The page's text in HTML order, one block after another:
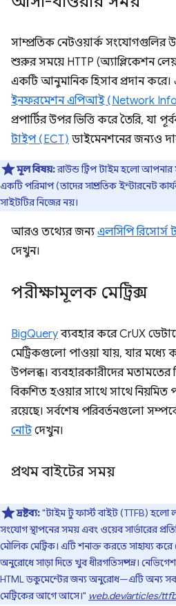
সাম্প্রতিক নেটওয়ার্ক সংযোগগুলির
শুরুর সময়ে HTTP (অ্যাপ্লিকেশন
একটি আনুমানিক হিসাব প্রদান করে।
ইনফরমেশন এপিআই (Network
প্রপার্টির উপর ভিত্তি করে তৈরি, যা
টাইপ (ECT) ডাইমেনশনের জন্যও
মূল বিষয়:রাউন্ড ট্রিপ টাইম হলো
একটি পরিমাপ (তাদের সাম্প্রতিক ইন্টারনেট
সাইটটির নিজের নয়।
আরও তথ্যের জন্য এলসিপি রিসোর্স
দেখুন।
পরীক্ষামূলক মেট্রিক্স
BigQueryব্যবহার করে CrUX
মেট্রিকগুলো পাওয়া যায়, যার মধ্যে
উপলব্ধ। ব্যবহারকারীদের মতামতের
বিকশিত হওয়ার সাথে সাথে নিয়মিত
রয়েছে। সর্বশেষ পরিবর্তনগুলো
নোটদেখুন।
প্রথম বাইটের সময়
দ্রষ্টব্য:"টাইম টু ফার্স্ট বাইট (TTFB) হলো
সংযোগ স্থাপনের সময় এবং ওয়েব সার্ভারের
মৌলিক মেট্রিক। এটি শনাক্ত করতে সাহায্য
অনুরোধে সাড়া দিতে খুব ধীরগতিসম্পন্ন।
HTML ডকুমেন্টের জন্য অনুরোধ—এটি অন্য সব
মেট্রিকের আগে আসে।" web.dev/articles/